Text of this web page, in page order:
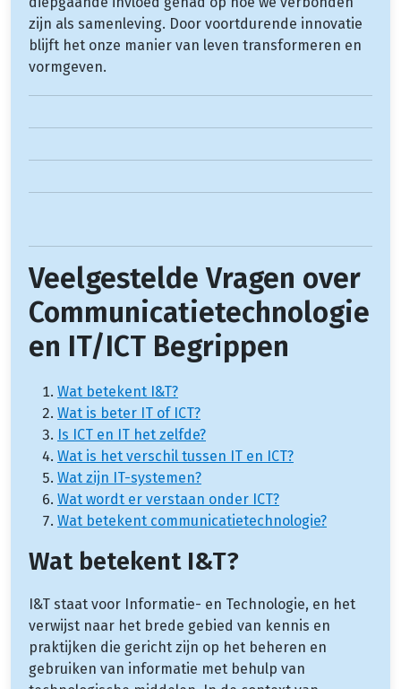
zijn als samenleving. Door voortdurende innovatie
blijft het onze manier van leven transformeren en
vormgeven.
Veelgestelde Vragen over
Communicatietechnologie
en IT/ICT Begrippen
Wat betekent I&T?
Wat is beter IT of ICT?
Is ICT en IT het zelfde?
Wat is het verschil tussen IT en ICT?
Wat zijn IT-systemen?
Wat wordt er verstaan onder ICT?
Wat betekent communicatietechnologie?
Wat betekent I&T?
I&T staat voor Informatie- en Technologie, en het
verwijst naar het brede gebied van kennis en
praktijken die gericht zijn op het beheren en
gebruiken van informatie met behulp van